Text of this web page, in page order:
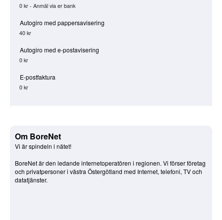
0 kr - Anmäl via er bank
Autogiro med pappersavisering
40 kr
Autogiro med e-postavisering
0 kr
E-postfaktura
0 kr
Om BoreNet
Vi är spindeln i nätet!
BoreNet är den ledande internetoperatören i regionen. Vi förser företag
och privatpersoner i västra Östergötland med Internet, telefoni, TV och
datatjänster.